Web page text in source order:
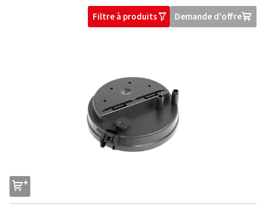
Filtre à produitsO Demande d'offreU
s